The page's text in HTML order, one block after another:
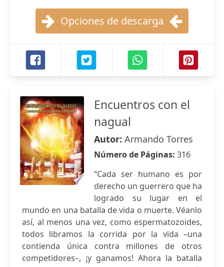
Opciones de descarga
Encuentros con el
nagual
Autor: Armando Torres
Número de Páginas: 316
“Cada ser humano es por
derecho un guerrero que ha
logrado su lugar en el
mundo en una batalla de vida o muerte. Véanlo
así, al menos una vez, como espermatozoides,
todos libramos la corrida por la vida –una
contienda única contra millones de otros
competidores–, ¡y ganamos! Ahora la batalla